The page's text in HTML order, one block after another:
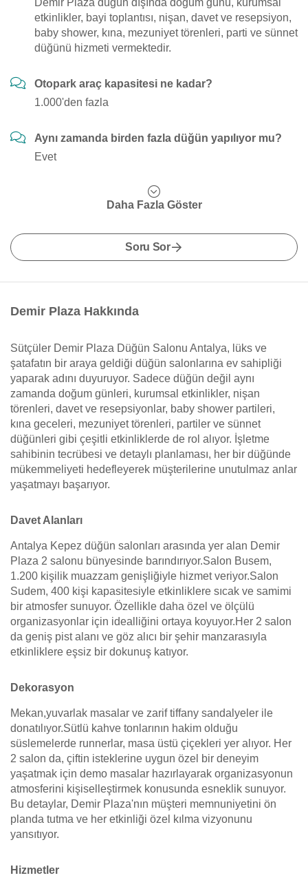
Demir Plaza düğün dışında doğum günü, kurumsal
etkinlikler, bayi toplantısı, nişan, davet ve resepsiyon,
baby shower, kına, mezuniyet törenleri, parti ve sünnet
düğünü hizmeti vermektedir.
Otopark araç kapasitesi ne kadar?
1.000'den fazla
Aynı zamanda birden fazla düğün yapılıyor mu?
Evet
Daha Fazla Göster
Soru Sor
Demir Plaza Hakkında
Sütçüler Demir Plaza Düğün Salonu Antalya, lüks ve
şatafatın bir araya geldiği düğün salonlarına ev sahipliği
yaparak adını duyuruyor. Sadece düğün değil aynı
zamanda doğum günleri, kurumsal etkinlikler, nişan
törenleri, davet ve resepsiyonlar, baby shower partileri,
kına geceleri, mezuniyet törenleri, partiler ve sünnet
düğünleri gibi çeşitli etkinliklerde de rol alıyor. İşletme
sahibinin tecrübesi ve detaylı planlaması, her bir düğünde
mükemmeliyeti hedefleyerek müşterilerine unutulmaz anlar
yaşatmayı başarıyor.
Davet Alanları
Antalya Kepez düğün salonları arasında yer alan Demir
Plaza 2 salonu bünyesinde barındırıyor.Salon Busem,
1.200 kişilik muazzam genişliğiyle hizmet veriyor.Salon
Sudem, 400 kişi kapasitesiyle etkinliklere sıcak ve samimi
bir atmosfer sunuyor. Özellikle daha özel ve ölçülü
organizasyonlar için idealliğini ortaya koyuyor.Her 2 salon
da geniş pist alanı ve göz alıcı bir şehir manzarasıyla
etkinliklere eşsiz bir dokunuş katıyor.
Dekorasyon
Mekan,yuvarlak masalar ve zarif tiffany sandalyeler ile
donatılıyor.Sütlü kahve tonlarının hakim olduğu
süslemelerde runnerlar, masa üstü çiçekleri yer alıyor. Her
2 salon da, çiftin isteklerine uygun özel bir deneyim
yaşatmak için demo masalar hazırlayarak organizasyonun
atmosferini kişiselleştirmek konusunda esneklik sunuyor.
Bu detaylar, Demir Plaza'nın müşteri memnuniyetini ön
planda tutma ve her etkinliği özel kılma vizyonunu
yansıtıyor.
Hizmetler